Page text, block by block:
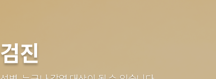
검진